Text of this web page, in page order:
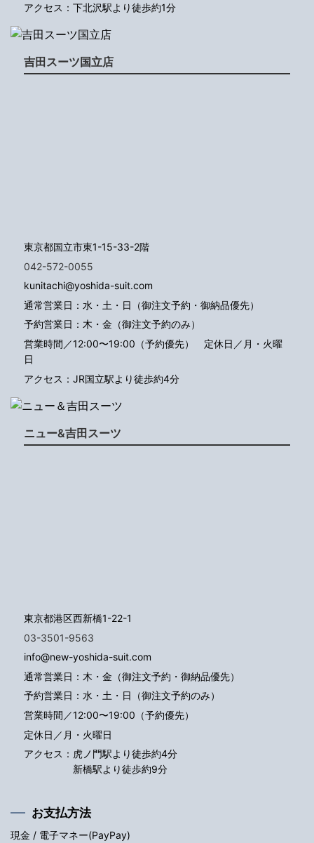
アクセス：下北沢駅より徒歩約1分
吉田スーツ国立店
東京都国立市東1-15-33-2階
042-572-0055
kunitachi@yoshida-suit.com
通常営業日：水・土・日（御注文予約・御納品優先）
予約営業日：木・金（御注文予約のみ）
営業時間／12:00〜19:00（予約優先） 定休日／月・火曜
日
アクセス：JR国立駅より徒歩約4分
ニュー&吉田スーツ
東京都港区西新橋1-22-1
03-3501-9563
info@new-yoshida-suit.com
通常営業日：木・金（御注文予約・御納品優先）
予約営業日：水・土・日（御注文予約のみ）
営業時間／12:00〜19:00（予約優先）
定休日／月・火曜日
アクセス： 虎ノ門駅より徒歩約4分
新橋駅より徒歩約9分
お支払方法
現金 / 電子マネー(PayPay)